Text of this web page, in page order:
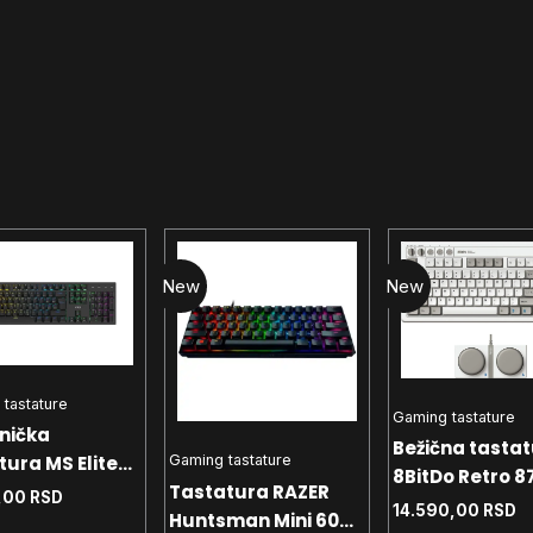
tastature
MS Elite
Full Layout -
RSD
New
Gaming tastature
Tastatura RAZER
Huntsman Mini 60%
New
Gaming tastature
Bežična
8BitDo Retro
mehanička -
14.590,00 RSD